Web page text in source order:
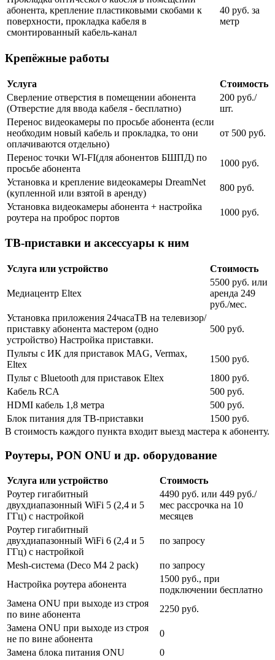
абонента, крепление пластиковыми скобами к
поверхности, прокладка кабеля в
смонтированный кабель-канал
40 руб. за
метр
Крепёжные работы
Услуга
Стоимость
Сверление отверстия в помещении абонента
(Отверстие для ввода кабеля - бесплатно)
200 руб./
шт.
Перенос видеокамеры по просьбе абонента (если
необходим новый кабель и прокладка, то они
оплачиваются отдельно)
от 500 руб.
Перенос точки WI-FI(для абонентов БШПД) по
просьбе абонента
1000 руб.
Установка и крепление видеокамеры DreamNet
(купленной или взятой в аренду)
800 руб.
Установка видеокамеры абонента + настройка
роутера на проброс портов
1000 руб.
ТВ-приставки и аксессуары к ним
Услуга или устройство Стоимость
Медиацентр Eltex
5500 руб. или
аренда 249
руб./мес.
Установка приложения 24часаТВ на телевизор/
приставку абонента мастером (одно
устройство) Настройка приставки.
500 руб.
Пульты с ИК для приставок MAG, Vermax,
Eltex
1500 руб.
Пульт с Bluetooth для приставок Eltex
1800 руб.
Кабель RCA
500 руб.
HDMI кабель 1,8 метра
500 руб.
Блок питания для ТВ-приставки
1500 руб.
В стоимость каждого пункта входит выезд мастера к абоненту.
Роутеры, PON ONU и др. оборудование
Услуга или устройство
Стоимость
Роутер гигабитный
двухдиапазонный WiFi 5 (2,4 и 5
ГГц) с настройкой
4490 руб. или 449 руб./
мес рассрочка на 10
месяцев
Роутер гигабитный
двухдиапазонный WiFi 6 (2,4 и 5
ГГц) с настройкой
по запросу
Mesh-система (Deco M4 2 pack)
по запросу
Настройка роутера абонента
1500 руб., при
подключении бесплатно
Замена ONU при выходе из строя
по вине абонента
2250 руб.
Замена ONU при выходе из строя
не по вине абонента
0
Замена блока питания ONU
0